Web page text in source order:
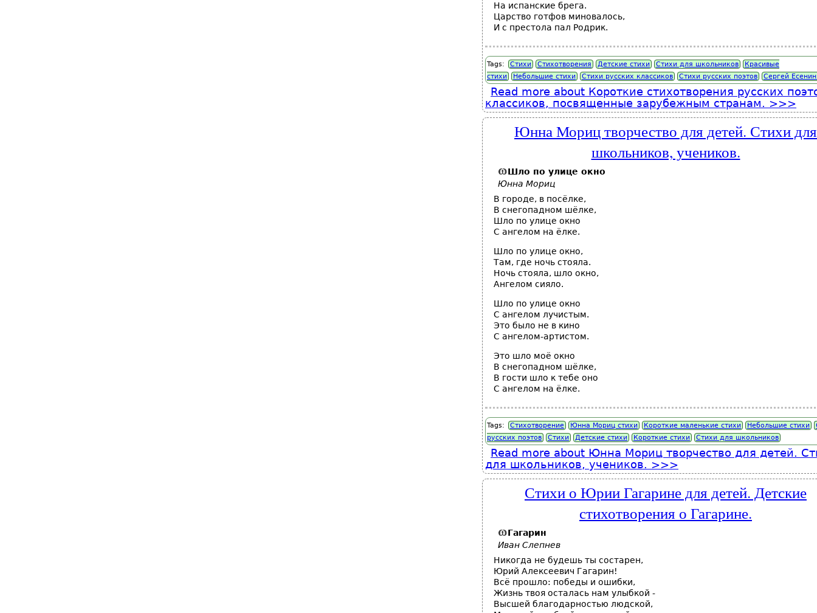
На испанские брега.
Царство готфов миновалось,
И с престола пал Родрик.
Tags: Стихи Стихотворения Детские стихи Стихи для школьников
Красивые
стихи
Небольшие стихи Стихи русских классиков Стихи русских поэтов Сергей
Read more about Короткие стихотворения русских
классиков, посвященные зарубежным странам.
Юнна Мориц творчество для детей. Стихи для
школьников, учеников.
Шло по улице окно
Юнна Мориц
В городе, в посёлке,
В снегопадном шёлке,
Шло по улице окно
С ангелом на ёлке.
Шло по улице окно,
Там, где ночь стояла.
Ночь стояла, шло окно,
Ангелом сияло.
Шло по улице окно
С ангелом лучистым.
Это было не в кино
С ангелом-артистом.
Это шло моё окно
В снегопадном шёлке,
В гости шло к тебе оно
С ангелом на ёлке.
Tags: Стихотворение Юнна Мориц стихи Короткие маленькие стихи Небольшие стихи
русских поэтов
Стихи Детские стихи Короткие стихи Стихи для школьников
Read more about Юнна Мориц творчество для детей.
для школьников, учеников.
Стихи о Юрии Гагарине для детей. Детские
стихотворения о Гагарине.
Гагарин
Иван Слепнев
Никогда не будешь ты состарен,
Юрий Алексеевич Гагарин!
Всё прошло: победы и ошибки,
Жизнь твоя осталась нам улыбкой -
Высшей благодарностью людской,